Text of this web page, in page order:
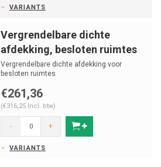
VARIANTS
Vergrendelbare dichte
afdekking, besloten ruimtes
Vergrendelbare dichte afdekking voor
besloten ruimtes
€261,36
(€316,25 Incl. btw)
- +
VARIANTS